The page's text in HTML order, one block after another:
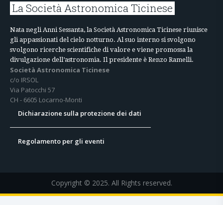
La Società Astronomica Ticinese
Nata negli Anni Sessanta, la Società Astronomica Ticinese riunisce
gli appassionati del cielo notturno. Al suo interno si svolgono
svolgono ricerche scientifiche di valore e viene promossa la
divulgazione dell’astronomia. Il presidente è Renzo Ramelli.
Società Astronomica Ticinese
c/o IRSOL
Via Patocchi 57
CH - 6605 Locarno-Monti
Dichiarazione sulla protezione dei dati
Regolamento per gli eventi
Copyright © 2025. All Rights reserved.